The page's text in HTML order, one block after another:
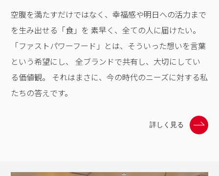
空腹を満たすだけではなく、幸福感や明日への活力まで
を生み出せる「食」を 素早く、全ての人に届けたい。
「ファストパワーフード」とは、そういった想いを言葉
という希望にし、 全ブランドで共有し、大切にしてい
る価値観。 それはまさに、今の時代のニーズに対する私
たちの答えです。
詳しく見る